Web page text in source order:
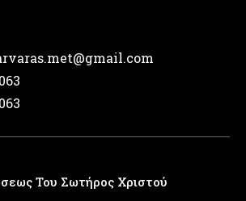
Του Σωτήρος Χριστού